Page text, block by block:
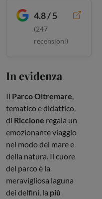
4.8 / 5
(247
recensioni)
In evidenza
Il Parco Oltremare,
tematico e didattico,
di Riccione regala un
emozionante viaggio
nel modo del mare e
della natura. Il cuore
del parco è la
meravigliosa laguna
dei delfini, la più